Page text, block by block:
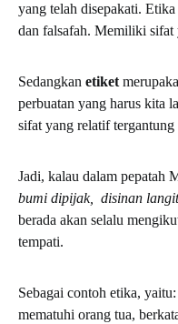
yang telah disepakati.
dan falsafah. Memiliki sifat
Sedangkan etiket
perbuatan yang harus kita
sifat yang relatif
Jadi, kalau dalam pepatah
bumi dipijak, disinan
berada akan selalu
tempati.
Sebagai contoh etika,
mematuhi orang tua,